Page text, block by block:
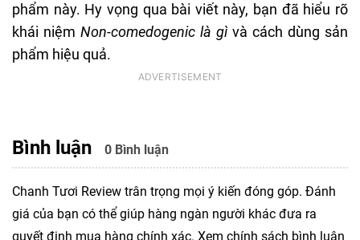
phẩm này. Hy vọng qua bài viết này, bạn đã hiểu rõ
khái niệm Non-comedogenic là gì và cách dùng sản
phẩm hiệu quả.
Bình luận 0 Bình luận
Chanh Tươi Review trân trọng mọi ý kiến đóng góp. Đánh
giá của bạn có thể giúp hàng ngàn người khác đưa ra
quyết định mua hàng chính xác. Xem chính sách bình luận